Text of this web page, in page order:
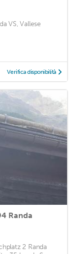
VS, Vallese
Verifica disponibilità
Randa
2 Randa